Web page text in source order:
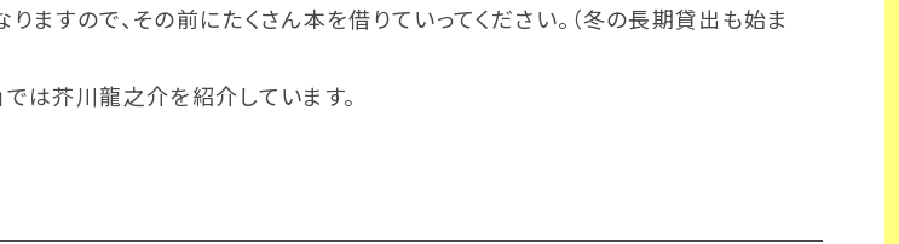
ますので、その前にたくさん本を借りていってください。（冬の長期貸出も始ま
は芥川龍之介を紹介しています。